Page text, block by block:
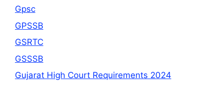
Gpsc
GPSSB
GSRTC
GSSSB
Gujarat High Court Requirements 2024